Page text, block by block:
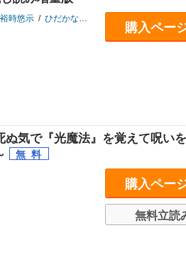
裕時悠示 / ひだかなみ 熊乃げん骨
購入ペー
ぬ気で『光魔法』を覚えて呪い
購入ペー
無料立読